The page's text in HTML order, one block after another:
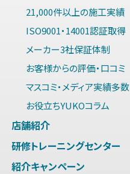
21,000件以上の施工実績
ISO9001・14001認証取得
メーカー3社保証体制
お客様からの評価・口コミ
マスコミ・メディア実績多数
お役立ちYUKOコラム
店舗紹介
研修トレーニングセンター
紹介キャンペーン